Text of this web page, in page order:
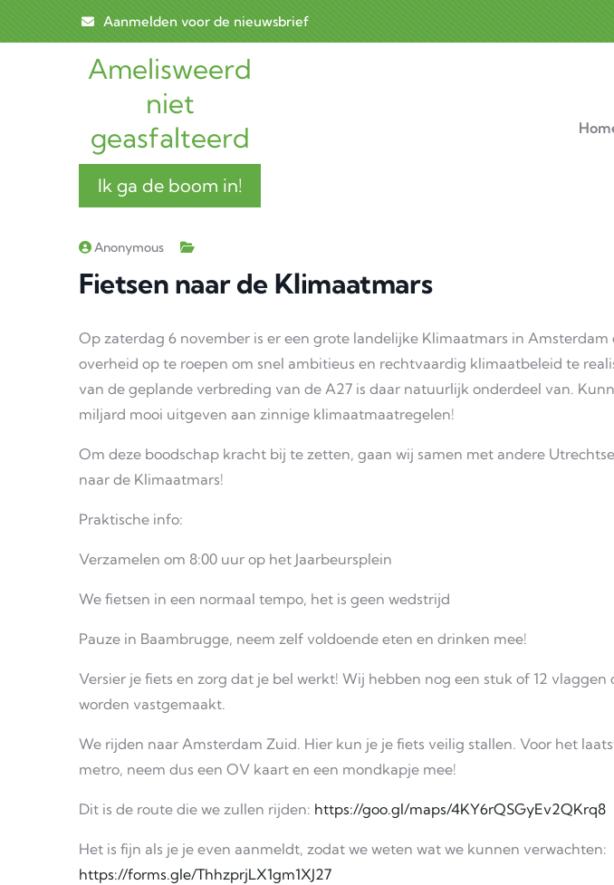
Skip to main content
Aanmelden voor de nieuwsbrief
Amelisweerd
niet
geasfalteerd
Ik ga de boom in!
Anonymous
Fietsen naar de Klimaatmars
Op zaterdag 6 november is er een grote landelijke Klimaatmars in Amsterdam
overheid op te roepen om snel ambitieus en rechtvaardig klimaatbeleid te
van de geplande verbreding van de A27 is daar natuurlijk onderdeel van.
miljard mooi uitgeven aan zinnige klimaatmaatregelen!
Om deze boodschap kracht bij te zetten, gaan wij samen met andere
naar de Klimaatmars!
Praktische info:
Verzamelen om 8:00 uur op het Jaarbeursplein
We fietsen in een normaal tempo, het is geen wedstrijd
Pauze in Baambrugge, neem zelf voldoende eten en drinken mee!
Versier je fiets en zorg dat je bel werkt! Wij hebben nog een stuk of 12 vlaggen
worden vastgemaakt.
We rijden naar Amsterdam Zuid. Hier kun je je fiets veilig stallen. Voor het
metro, neem dus een OV kaart en een mondkapje mee!
Dit is de route die we zullen rijden: https://goo.gl/maps/4KY6rQSGyEv2QKrq8
Het is fijn als je je even aanmeldt, zodat we weten wat we kunnen verwachten:
https://forms.gle/ThhzprjLX1gm1XJ27